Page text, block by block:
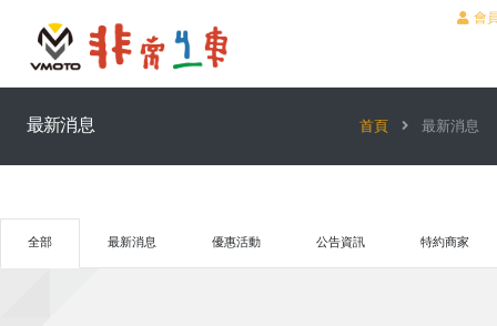
會
最新消息 首頁 最新消息
全部 最新消息 優惠活動 公告資訊 特約商家